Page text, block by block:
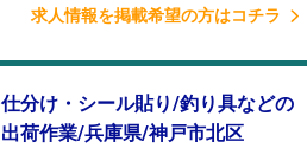
求人情報を掲載希望の方はコチラ
仕分け・シール貼り/釣り具などの
出荷作業/兵庫県/神戸市北区